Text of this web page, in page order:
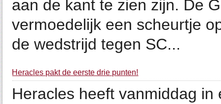
aan de kant te zien zijn. De
vermoedelijk een scheurtje
de wedstrijd tegen SC...
Heracles pakt de eerste drie punten!
Heracles heeft vanmiddag